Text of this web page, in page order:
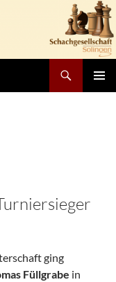
ging
Füllgrabe in